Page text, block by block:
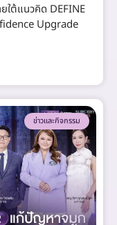
ใต้แนวคิด DEFINE
Upgrade
ข่าวและกิจกรรม